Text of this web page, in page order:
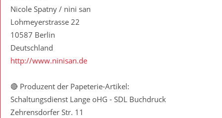
Nicole Spatny / nini san
Lohmeyerstrasse 22
10587 Berlin
Deutschland
http://www.ninisan.de
🔴 Produzent der Papeterie-Artikel:
Schaltungsdienst Lange oHG - SDL Buchdruck
Zehrensdorfer Str. 11